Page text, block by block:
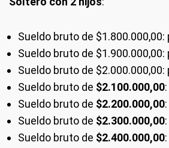
Sueldo bruto de $1.800.000,00:
Sueldo bruto de $1.900.000,00:
Sueldo bruto de $2.000.000,00:
Sueldo bruto de $2.100.000,00
Sueldo bruto de $2.200.000,00
Sueldo bruto de $2.300.000,00
Sueldo bruto de $2.400.000,00